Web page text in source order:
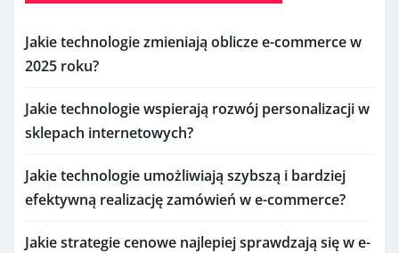
Jakie technologie zmieniają oblicze e-commerce w
2025 roku?
Jakie technologie wspierają rozwój personalizacji w
sklepach internetowych?
Jakie technologie umożliwiają szybszą i bardziej
efektywną realizację zamówień w e-commerce?
Jakie strategie cenowe najlepiej sprawdzają się w e-